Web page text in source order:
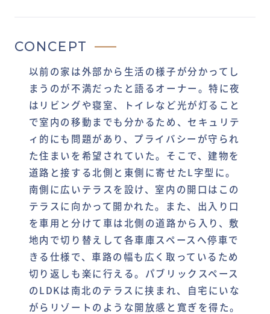
CONCEPT
以前の家は外部から生活の様子が分かってし
まうのが不満だったと語るオーナー。特に夜
はリビングや寝室、トイレなど光が灯ること
で室内の移動までも分かるため、セキュリテ
ィ的にも問題があり、プライバシーが守られ
た住まいを希望されていた。そこで、建物を
道路と接する北側と東側に寄せたL字型に。
南側に広いテラスを設け、室内の開口はこの
テラスに向かって開かれた。また、出入り口
を車用と分けて車は北側の道路から入り、敷
地内で切り替えして各車庫スペースへ停車で
きる仕様で、車路の幅も広く取っているため
切り返しも楽に行える。パブリックスペース
のLDKは南北のテラスに挟まれ、自宅にいな
がらリゾートのような開放感と寛ぎを得た。